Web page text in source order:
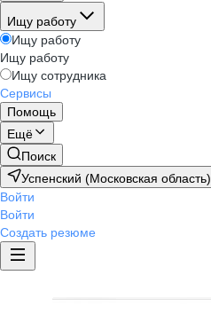
Ищу работу
Ищу работу
Ищу работу
Ищу сотрудника
Сервисы
Помощь
Ещё
Поиск
Успенский (Московская область)
Войти
Войти
Создать резюме